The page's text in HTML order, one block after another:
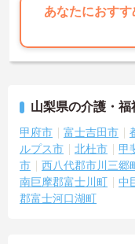
あなたにおす
山梨県の介護・
甲府市 富士吉田市
ルプス市
北杜市 甲
市
西八代郡市川三郷
南巨摩郡富士川町
中
郡富士河口湖町